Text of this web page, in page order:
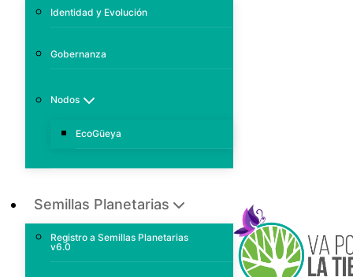
Identidad y Evolución
Gobernanza
Nodos
EcoGüeya
Semillas Planetarias
Registro a Semillas Planetarias
v6.0